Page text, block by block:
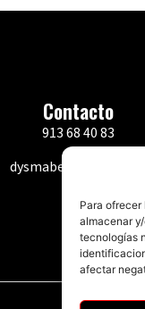
Para
almacenar
tecnologías
afectar
Contacto
913 68 40 83
dysmabe@dysmabe.es